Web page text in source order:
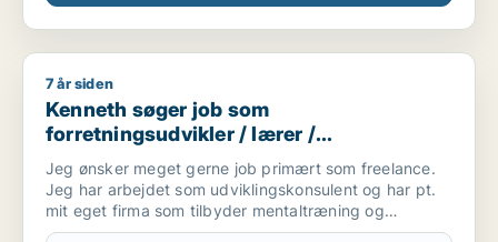
Kenneth søger job som forretningsudvikler / lærer /
7 år siden
Kenneth søger job som
forretningsudvikler / lærer /
voksenunderviser / skoleleder /
projektleder
Jeg ønsker meget gerne job primært som freelance.
Jeg har arbejdet som udviklingskonsulent og har pt.
mit eget firma som tilbyder mentaltræning og
coaching. Jeg vil derfor kan arbejde freelance med 5-